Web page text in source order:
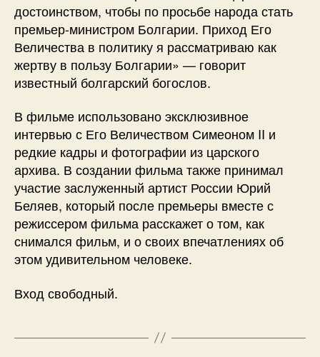
достоинством, чтобы по просьбе народа стать
премьер-министром Болгарии. Приход Его
Величества в политику я рассматриваю как
жертву в пользу Болгарии» — говорит
известный болгарский богослов.
В фильме использовано эксклюзивное
интервью с Его Величеством Симеоном II и
редкие кадры и фотографии из царского
архива. В создании фильма также принимал
участие заслуженный артист России Юрий
Беляев, который после премьеры вместе с
режиссером фильма расскажет о том, как
снимался фильм, и о своих впечатлениях об
этом удивительном человеке.
Вход свободный.